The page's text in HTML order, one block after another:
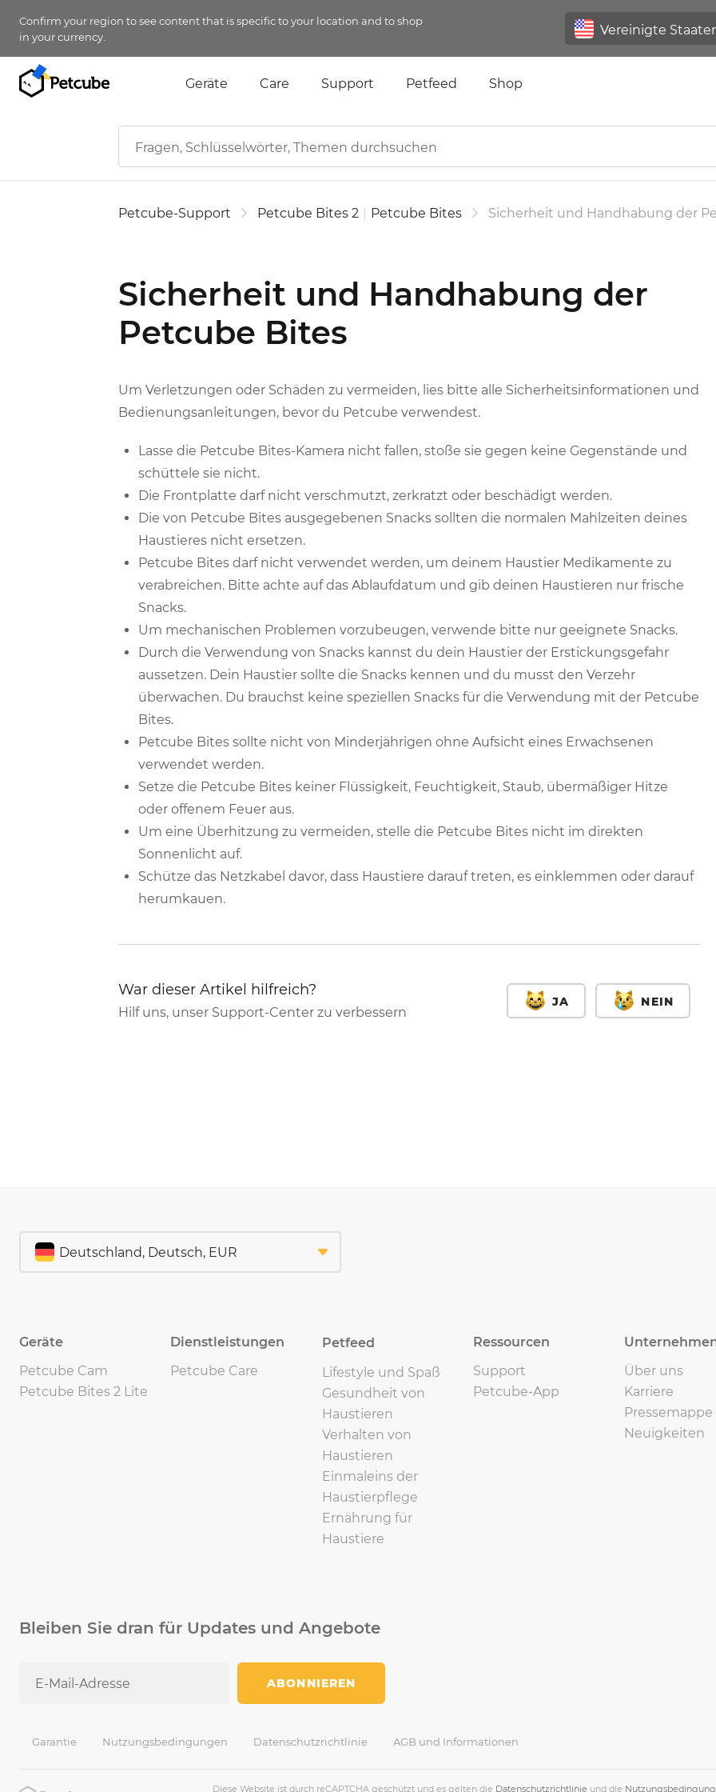
Confirm your region to see content that is specific to your location and to shop
in your currency.
Geräte Care Support Petfeed Shop
Petcube-Support Petcube Bites 2 Petcube Bites Sicherheit und Handhabung der
Sicherheit und Handhabung der
Petcube Bites
Um Verletzungen oder Schäden zu vermeiden, lies bitte alle Sicherheitsinformationen und
Bedienungsanleitungen, bevor du Petcube verwendest.
Lasse die Petcube Bites-Kamera nicht fallen, stoße sie gegen keine Gegenstände und
schüttele sie nicht.
Die Frontplatte darf nicht verschmutzt, zerkratzt oder beschädigt werden.
Die von Petcube Bites ausgegebenen Snacks sollten die normalen Mahlzeiten deines
Haustieres nicht ersetzen.
Petcube Bites darf nicht verwendet werden, um deinem Haustier Medikamente zu
verabreichen. Bitte achte auf das Ablaufdatum und gib deinen Haustieren nur frische
Snacks.
Um mechanischen Problemen vorzubeugen, verwende bitte nur geeignete Snacks.
Durch die Verwendung von Snacks kannst du dein Haustier der Erstickungsgefahr
aussetzen. Dein Haustier sollte die Snacks kennen und du musst den Verzehr
überwachen. Du brauchst keine speziellen Snacks für die Verwendung mit der Petcube
Bites.
Petcube Bites sollte nicht von Minderjährigen ohne Aufsicht eines Erwachsenen
verwendet werden.
Setze die Petcube Bites keiner Flüssigkeit, Feuchtigkeit, Staub, übermäßiger Hitze
oder offenem Feuer aus.
Um eine Überhitzung zu vermeiden, stelle die Petcube Bites nicht im direkten
Sonnenlicht auf.
Schütze das Netzkabel davor, dass Haustiere darauf treten, es einklemmen oder darauf
herumkauen.
War dieser Artikel hilfreich?
Hilf uns, unser Support-Center zu verbessern
JA NEIN
Geräte
Petcube Cam
Petcube Bites 2 Lite
Dienstleistungen
Petcube Care
Petfeed
Lifestyle und Spaß
Gesundheit von
Haustieren
Verhalten von
Haustieren
Einmaleins der
Haustierpflege
Ernährung für
Haustiere
Ressourcen
Support
Petcube-App
Über uns
Karriere
Pressemappe
Neuigkeiten
Bleiben Sie dran für Updates und Angebote
ABONNIEREN
Garantie Nutzungsbedingungen Datenschutzrichtlinie AGB und Informationen
Diese Website ist durch reCAPTCHA geschützt und es gelten die Datenschutzrichtlinie und die